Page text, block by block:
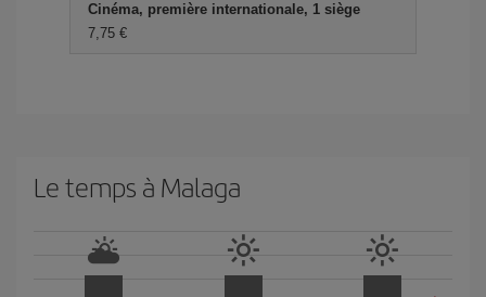
Cinéma, première internationale, 1 siège
7,75 €
Le temps à Malaga